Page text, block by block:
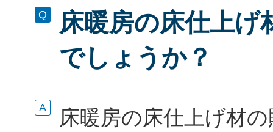
床暖房の床仕上げ
でしょうか？
床暖房の床仕上げ材